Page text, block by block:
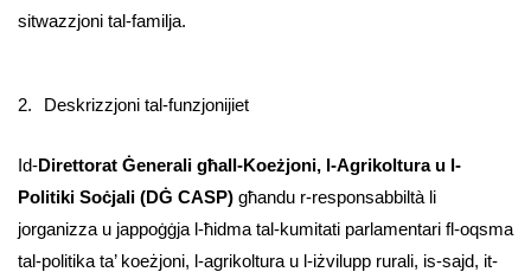
sitwazzjoni tal-familja.
2. Deskrizzjoni tal-funzjonijiet
Id-Direttorat Ġenerali għall-Koeżjoni, l-Agrikoltura u l-
Politiki Soċjali (DĠ CASP) għandu r-responsabbiltà li
jorganizza u jappoġġja l-ħidma tal-kumitati parlamentari fl-oqsma
tal-politika ta’ koeżjoni, l-agrikoltura u l-iżvilupp rurali, is-sajd, it-